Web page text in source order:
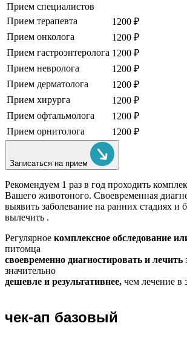
Прием специалистов
Прием терапевта
1200 ₽
Прием онколога
1200 ₽
Прием гастроэнтеролога 1200 ₽
Прием невролога
1200 ₽
Прием дерматолога
1200 ₽
Прием хирурга
1200 ₽
Прием офтальмолога
1200 ₽
Прием орнитолога
1200 ₽
Записаться на прием
Рекомендуем 1 раз в год проходить
Вашего животоного. Своевременная
выявить заболевание на ранних стадиях и
вылечить .
Регулярное комплексное обследование
питомца
своевременно диагностировать и лечить
значительно
дешевле и результативнее, чем лечение в
чек-ап базовый